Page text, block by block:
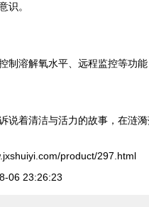
识。
溶解氧水平、远程监控等功
着清洁与活力的故事，在涟
product/297.html
06 23:26:23